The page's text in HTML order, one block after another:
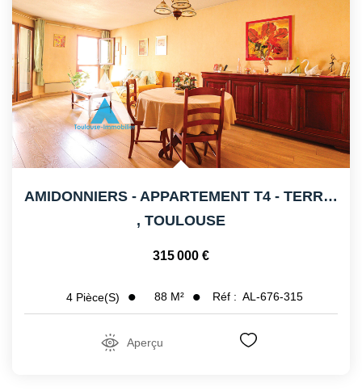
AMIDONNIERS - APPARTEMENT T4 - TERRASSE - PARKING
, TOULOUSE
315 000 €
4 Pièce(s) 88 M² Réf : AL-676-315
Aperçu